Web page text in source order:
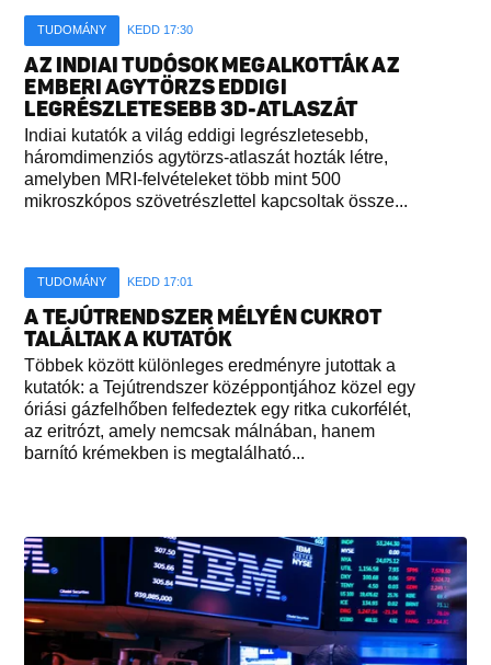
TUDOMÁNY KEDD 17:30
AZ INDIAI TUDÓSOK MEGALKOTTÁK AZ
EMBERI AGYTÖRZS EDDIGI
LEGRÉSZLETESEBB 3D-ATLASZÁT
Indiai kutatók a világ eddigi legrészletesebb,
háromdimenziós agytörzs-atlaszát hozták létre,
amelyben MRI-felvételeket több mint 500
mikroszkópos szövetrészlettel kapcsoltak össze...
TUDOMÁNY KEDD 17:01
A TEJÚTRENDSZER MÉLYÉN CUKROT
TALÁLTAK A KUTATÓK
Többek között különleges eredményre jutottak a
kutatók: a Tejútrendszer középpontjához közel egy
óriási gázfelhőben felfedeztek egy ritka cukorfélét,
az eritrózt, amely nemcsak málnában, hanem
barnító krémekben is megtalálható...